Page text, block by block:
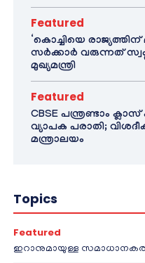
Featured
‘കൊച്ചിയെ
സർക്കാർ വരുന്നത്
മുഖ്യമന്ത്രി
Featured
CBSE പന്ത്രണ്ടാം
വ്യാപക പരാതി;
മന്ത്രാലയം
Topics
Featured
ഇറാനുമായുള്ള